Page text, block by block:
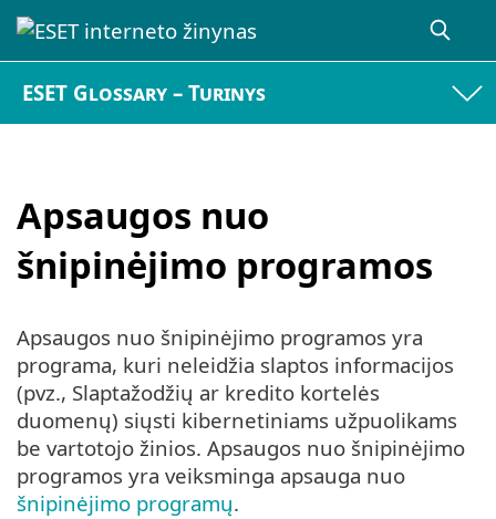
ESET Glossary – Turinys
Apsaugos nuo
šnipinėjimo programos
Apsaugos nuo šnipinėjimo programos yra
programa, kuri neleidžia slaptos informacijos
(pvz., Slaptažodžių ar kredito kortelės
duomenų) siųsti kibernetiniams užpuolikams
be vartotojo žinios. Apsaugos nuo šnipinėjimo
programos yra veiksminga apsauga nuo
šnipinėjimo programų.